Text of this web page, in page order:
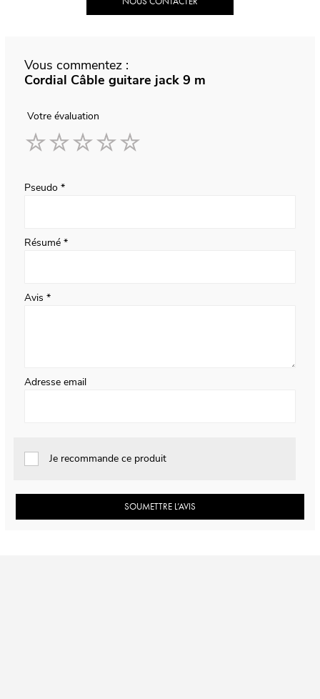
Vous commentez :
Cordial Câble guitare jack 9 m
Votre évaluation
Pseudo
Résumé
Avis
Adresse email
Je recommande ce produit
SOUMETTRE L’AVIS